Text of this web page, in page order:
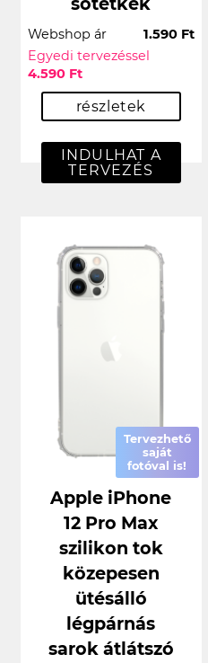
Webshop ár
1.590 Ft
Egyedi tervezéssel
4.590 Ft
részletek
INDULHAT A
TERVEZÉS
Tervezhető
saját
fotóval is!
Apple iPhone
12 Pro Max
szilikon tok
közepesen
ütésálló
légpárnás
sarok átlátszó